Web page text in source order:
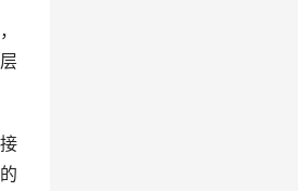
接